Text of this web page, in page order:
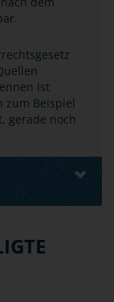
ist
zum Beispiel
gerade noch